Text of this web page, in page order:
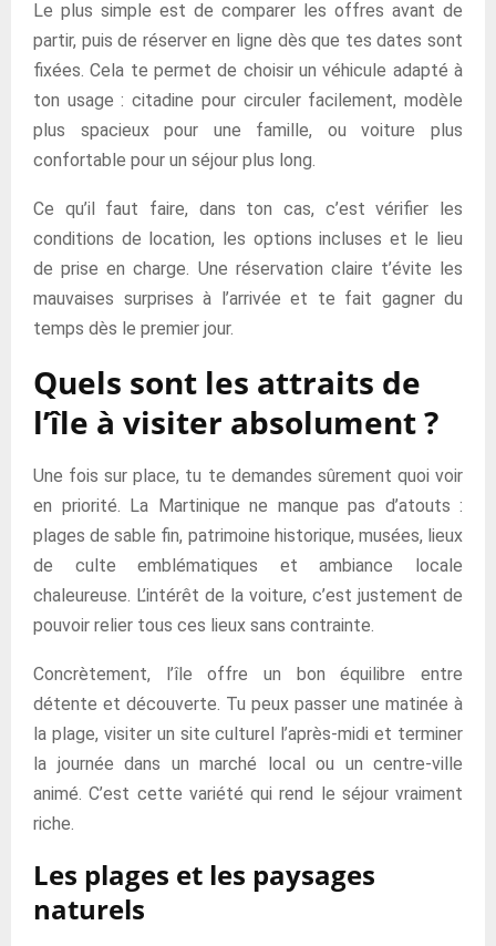
Le plus simple est de comparer les offres avant de
partir, puis de réserver en ligne dès que tes dates sont
fixées. Cela te permet de choisir un véhicule adapté à
ton usage : citadine pour circuler facilement, modèle
plus spacieux pour une famille, ou voiture plus
confortable pour un séjour plus long.
Ce qu’il faut faire, dans ton cas, c’est vérifier les
conditions de location, les options incluses et le lieu
de prise en charge. Une réservation claire t’évite les
mauvaises surprises à l’arrivée et te fait gagner du
temps dès le premier jour.
Quels sont les attraits de
l’île à visiter absolument ?
Une fois sur place, tu te demandes sûrement quoi voir
en priorité. La Martinique ne manque pas d’atouts :
plages de sable fin, patrimoine historique, musées, lieux
de culte emblématiques et ambiance locale
chaleureuse. L’intérêt de la voiture, c’est justement de
pouvoir relier tous ces lieux sans contrainte.
Concrètement, l’île offre un bon équilibre entre
détente et découverte. Tu peux passer une matinée à
la plage, visiter un site culturel l’après-midi et terminer
la journée dans un marché local ou un centre-ville
animé. C’est cette variété qui rend le séjour vraiment
riche.
Les plages et les paysages
naturels